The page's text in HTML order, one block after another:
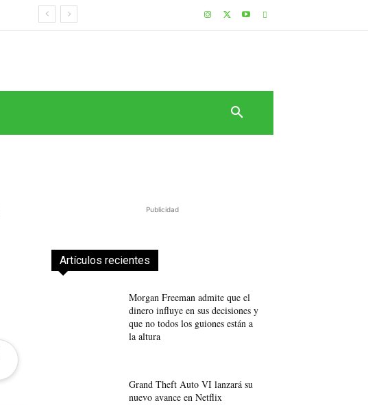
Publicidad
Artículos recientes
Morgan Freeman admite que el
dinero influye en sus decisiones y
que no todos los guiones están a
la altura
Grand Theft Auto VI lanzará su
nuevo avance en Netflix